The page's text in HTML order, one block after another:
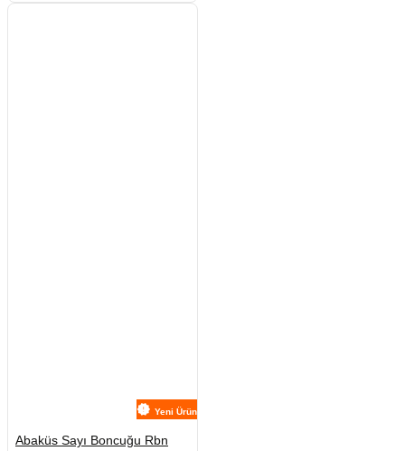
Yeni Ürün
Abaküs Sayı Boncuğu Rbn